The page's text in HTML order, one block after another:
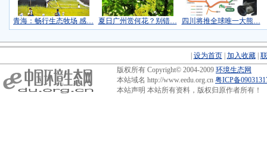
青海：畅行生态牧场 感… 夏日广州赏何花？别错… 四川将推全球唯一大熊…
设为首页| 加入收藏|
版权所有 Copyright© 2004-2009 环境生态网
本站域名 http://www.eedu.org.cn 粤ICP备
本站声明 本站所有资料，版权归原作者所有！